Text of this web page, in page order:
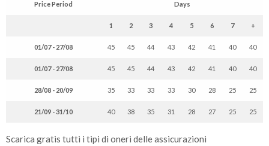
Price Period Days
1 2 3 4 5 6 7 +
01/07 - 27/08 45 45 44 43 42 41 40 40
01/07 - 27/08 45 45 44 43 42 41 40 40
28/08 - 20/09 35 33 33 33 30 28 25 25
21/09 - 31/10 40 38 35 31 28 27 25 25
Scarica gratis tutti i tipi di oneri delle assicurazioni